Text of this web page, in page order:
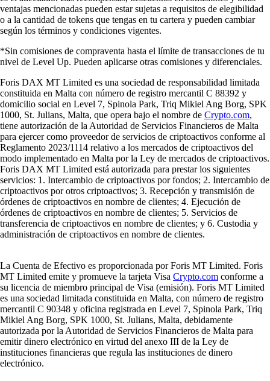
ventajas mencionadas pueden estar sujetas a requisitos de elegibilidad
o a la cantidad de tokens que tengas en tu cartera y pueden cambiar
según los términos y condiciones vigentes.
*Sin comisiones de compraventa hasta el límite de transacciones de tu
nivel de Level Up. Pueden aplicarse otras comisiones y diferenciales.
Foris DAX MT Limited es una sociedad de responsabilidad limitada
constituida en Malta con número de registro mercantil C 88392 y
domicilio social en Level 7, Spinola Park, Triq Mikiel Ang Borg, SPK
1000, St. Julians, Malta, que opera bajo el nombre de Crypto.com,
tiene autorización de la Autoridad de Servicios Financieros de Malta
para ejercer como proveedor de servicios de criptoactivos conforme al
Reglamento 2023/1114 relativo a los mercados de criptoactivos del
modo implementado en Malta por la Ley de mercados de criptoactivos.
Foris DAX MT Limited está autorizada para prestar los siguientes
servicios: 1. Intercambio de criptoactivos por fondos; 2. Intercambio de
criptoactivos por otros criptoactivos; 3. Recepción y transmisión de
órdenes de criptoactivos en nombre de clientes; 4. Ejecución de
órdenes de criptoactivos en nombre de clientes; 5. Servicios de
transferencia de criptoactivos en nombre de clientes; y 6. Custodia y
administración de criptoactivos en nombre de clientes.
La Cuenta de Efectivo es proporcionada por Foris MT Limited. Foris
MT Limited emite y promueve la tarjeta Visa Crypto.com conforme a
su licencia de miembro principal de Visa (emisión). Foris MT Limited
es una sociedad limitada constituida en Malta, con número de registro
mercantil C 90348 y oficina registrada en Level 7, Spinola Park, Triq
Mikiel Ang Borg, SPK 1000, St. Julians, Malta, debidamente
autorizada por la Autoridad de Servicios Financieros de Malta para
emitir dinero electrónico en virtud del anexo III de la Ley de
instituciones financieras que regula las instituciones de dinero
electrónico.